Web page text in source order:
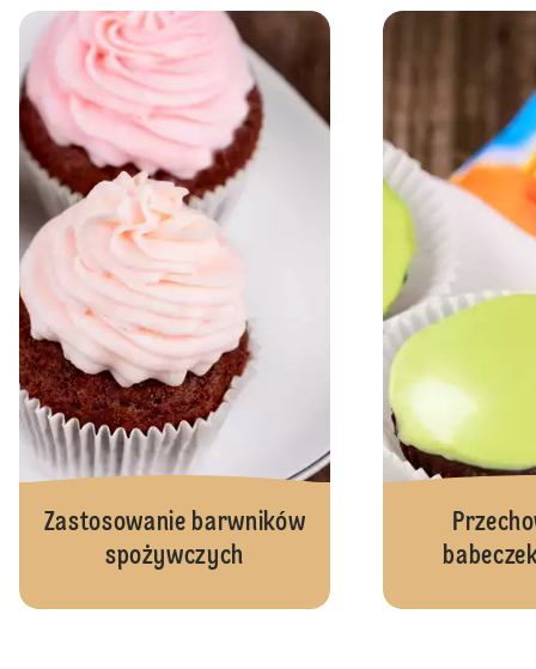
Zastosowanie barwników
spożywczych